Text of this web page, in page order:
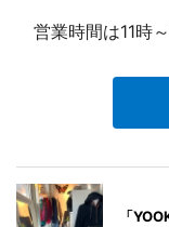
営業時間は11時
「